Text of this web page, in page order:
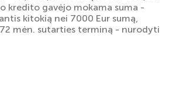
kredito gavėjo mokama suma -
kitokią nei 7000 Eur sumą,
mėn. sutarties terminą - nurodyti